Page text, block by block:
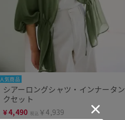
人気商品
シアーロングシャツ・インナータン
クセット
¥4,490 税込 ￥4,939